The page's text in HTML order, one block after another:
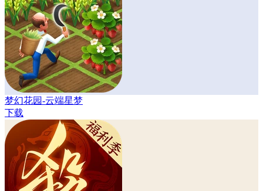
梦幻花园-云端星梦
下载